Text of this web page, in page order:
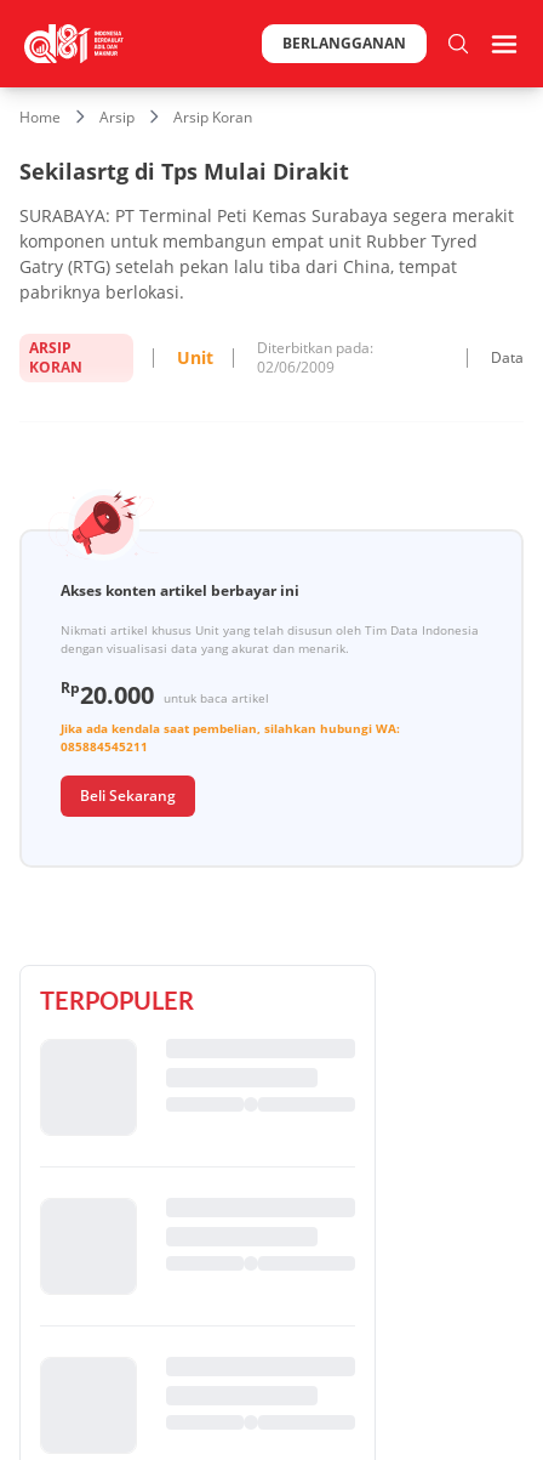
BERLANGGANAN
Home Arsip Arsip Koran
Sekilasrtg di Tps Mulai Dirakit
SURABAYA: PT Terminal Peti Kemas Surabaya segera merakit
komponen untuk membangun empat unit Rubber Tyred
Gatry (RTG) setelah pekan lalu tiba dari China, tempat
pabriknya berlokasi.
ARSIP
KORAN
Unit
Diterbitkan pada:
02/06/2009
Data
Akses konten artikel berbayar ini
Nikmati artikel khusus Unit yang telah disusun oleh Tim Data Indonesia
dengan visualisasi data yang akurat dan menarik.
Rp20.000
untuk baca artikel
Jika ada kendala saat pembelian, silahkan hubungi WA:
085884545211
Beli Sekarang
TERPOPULER